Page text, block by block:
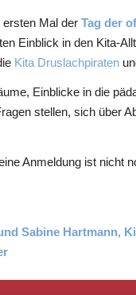
ersten Mal derTag der
Einblick in den Kita-
Kita Druslachpiraten
Einblicke in die
stellen, sich über
Anmeldung ist nicht
Sabine Hartmann,